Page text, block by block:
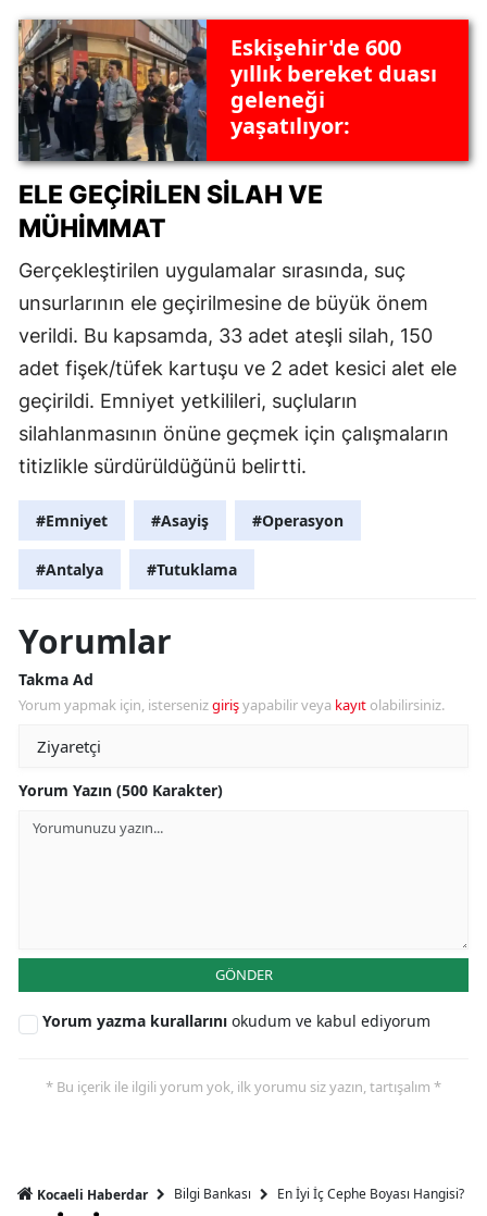
Eskişehir'de 600
yıllık bereket duası
geleneği
yaşatılıyor:
ELE GEÇIRILEN SILAH VE
MÜHIMMAT
Gerçekleştirilen uygulamalar sırasında, suç
unsurlarının ele geçirilmesine de büyük önem
verildi. Bu kapsamda, 33 adet ateşli silah, 150
adet fişek/tüfek kartuşu ve 2 adet kesici alet ele
geçirildi. Emniyet yetkilileri, suçluların
silahlanmasının önüne geçmek için çalışmaların
titizlikle sürdürüldüğünü belirtti.
#Emniyet #Asayiş #Operasyon
#Antalya #Tutuklama
Yorumlar
Takma Ad
Yorum yapmak için, istersenizgirişyapabilir veya kayıt olabilirsiniz.
Yorum Yazın (500 Karakter)
GÖNDER
Yorum yazma kurallarını okudum ve kabul ediyorum
* Bu içerik ile ilgili yorum yok, ilk yorumu siz yazın, tartışalım *
Kocaeli Haberdar Bilgi Bankası En İyi İç Cephe Boyası Hangisi?